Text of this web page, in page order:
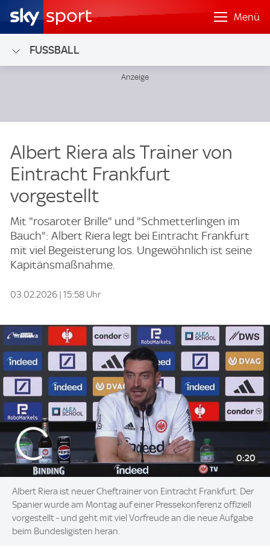
Menü
FUSSBALL
Albert Riera als Trainer von
Eintracht Frankfurt
vorgestellt
Mit "rosaroter Brille" und "Schmetterlingen im
Bauch": Albert Riera legt bei Eintracht Frankfurt
mit viel Begeisterung los. Ungewöhnlich ist seine
Kapitänsmaßnahme.
03.02.2026 | 15:58 Uhr
0:20
Albert Riera ist neuer Cheftrainer von Eintracht Frankfurt. Der
Spanier wurde am Montag auf einer Pressekonferenz offiziell
vorgestellt - und geht mit viel Vorfreude an die neue Aufgabe
beim Bundesligisten heran.